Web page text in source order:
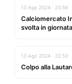
13 Ago 2024 · 23:56
Calciomercato
svolta in giornata
13 Ago 2024 · 22:53
Colpo alla